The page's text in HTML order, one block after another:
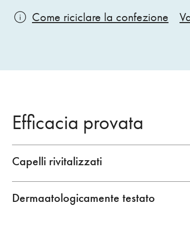
Come riciclare la confezione
Efficacia provata
Capelli rivitalizzati
Dermaatologicamente testato